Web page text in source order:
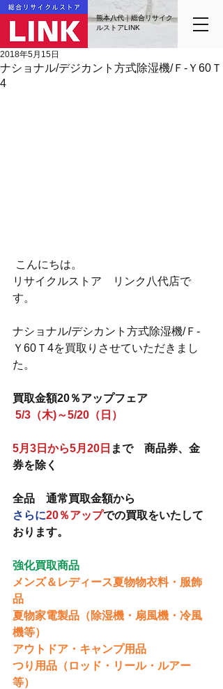
熊本八代｜総合リサイク
ルストアLINK
ナショナル/デジカント方式除湿機/Ｆ-Ｙ60Ｔ
4
2018年5月15日
こんにちは。
リサイクルストア　リンク八代店で
す。
ナショナル/デシカント方式除湿機/Ｆ-
Ｙ60Ｔ4を買取りさせていただきまし
た。
買取金額20％アップフェア
5/3（木)～5/20（日）
5月3日から5月20日 まで　商品券、金
券を除く
全品　通常買取金額から
さらに20％アップでの買取をいたして
おります。
強化買取商品
メンズ＆レディース夏物物衣料・服飾
品
夏物家電製品（除湿機・扇風機・冷風
機等）
アウトドア・キャンプ用品
つり用品（ロッド・リール・ルアー
等）